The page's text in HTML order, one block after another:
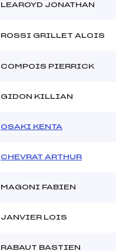
LEAROYD JONATHAN
ROSSI GRILLET ALOIS
COMPOIS PIERRICK
GIDON KILLIAN
OSAKI KENTA
CHEVRAT ARTHUR
MAGONI FABIEN
JANVIER LOIS
RABAUT BASTIEN